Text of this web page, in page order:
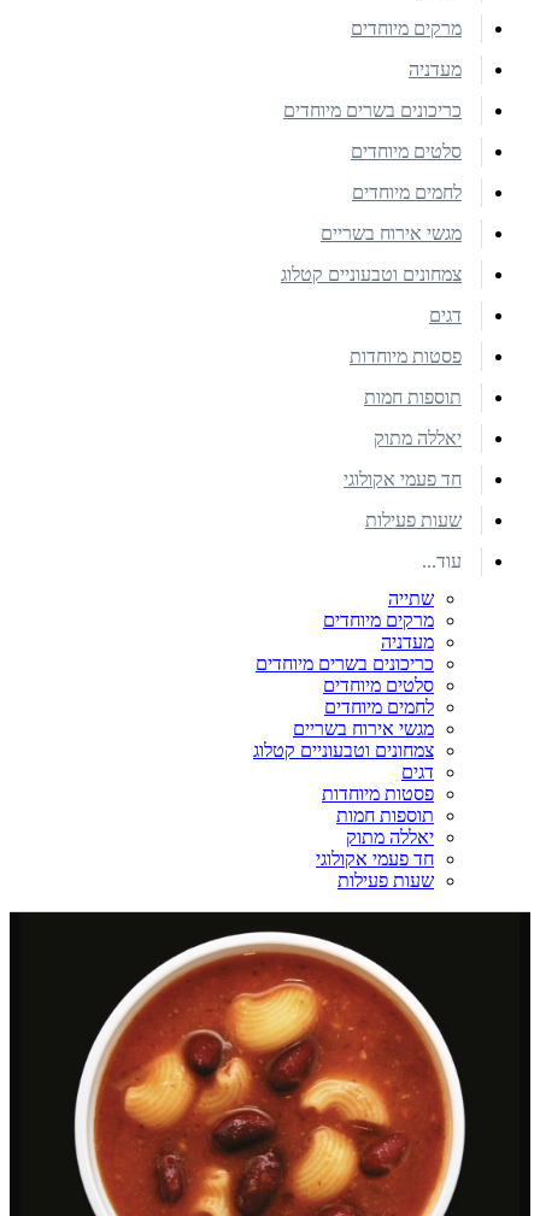
מרקים מיוחדים
מעדניה
כריכונים בשרים מיוחדים
סלטים מיוחדים
לחמים מיוחדים
מגשי אירוח בשריים
צמחונים וטבעוניים קטלוג
דגים
פסטות מיוחדות
תוספות חמות
יאללה מתוק
חד פעמי אקולוגי
שעות פעילות
עוד...
שתייה
מרקים מיוחדים
מעדניה
כריכונים בשרים מיוחדים
סלטים מיוחדים
לחמים מיוחדים
מגשי אירוח בשריים
צמחונים וטבעוניים קטלוג
דגים
פסטות מיוחדות
תוספות חמות
יאללה מתוק
חד פעמי אקולוגי
שעות פעילות